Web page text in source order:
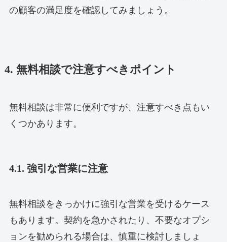
の顧客の満足度を確認してみましょう。
4. 無料相談で注意すべきポイント
無料相談は非常に便利ですが、注意すべき点もい
くつかあります。
4.1. 強引な営業に注意
無料相談をきっかけに強引な営業を受けるケース
もあります。契約を急かされたり、不要なオプシ
ョンを勧められる場合は、慎重に検討しましょ